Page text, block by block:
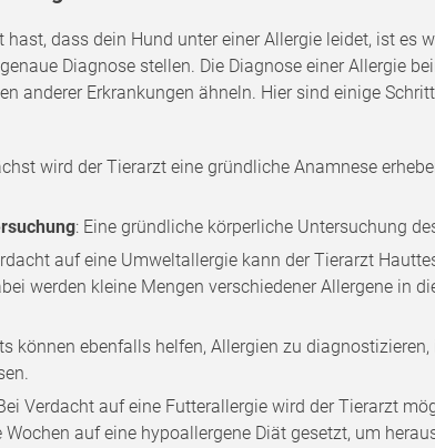
hast, dass dein Hund unter einer Allergie leidet, ist es
Diagnose stellen. Die Diagnose einer Allergie
anderer Erkrankungen ähneln. Hier sind einige
wird der Tierarzt eine gründliche Anamnese
: Eine gründliche körperliche Untersuchung
auf eine Umweltallergie kann der Tierarzt
werden kleine Mengen verschiedener Allergene in
können ebenfalls helfen, Allergien zu
Verdacht auf eine Futterallergie wird der Tierarzt
Wochen auf eine hypoallergene Diät gesetzt, um